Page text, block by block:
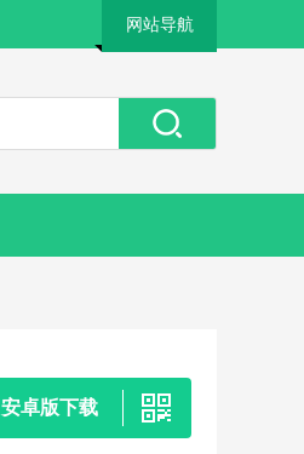
网站导航
安卓版下载